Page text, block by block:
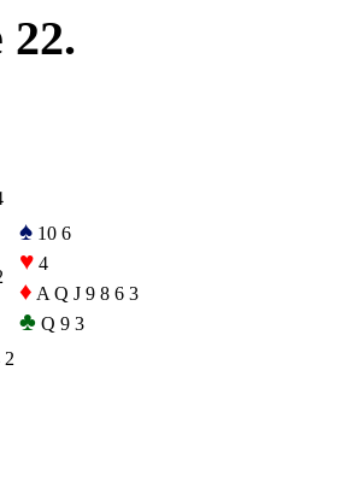
22.
♠ 10 6
♥ 4
♦ A Q J 9 8 6 3
♣ Q 9 3
2